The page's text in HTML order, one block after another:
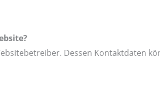
Dessen Kontaktdaten